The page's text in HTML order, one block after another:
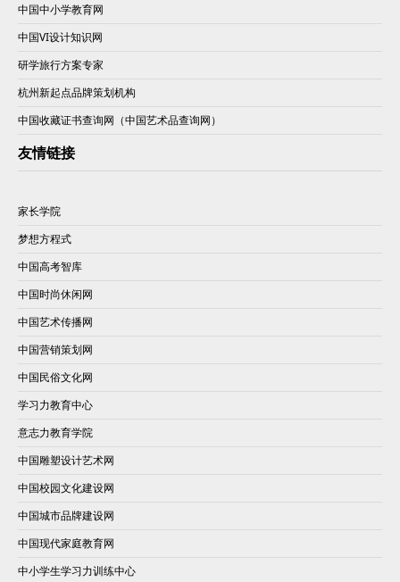
中国中小学教育网
中国VI设计知识网
研学旅行方案专家
杭州新起点品牌策划机构
中国收藏证书查询网（中国艺术品查询网）
友情链接
家长学院
梦想方程式
中国高考智库
中国时尚休闲网
中国艺术传播网
中国营销策划网
中国民俗文化网
学习力教育中心
意志力教育学院
中国雕塑设计艺术网
中国校园文化建设网
中国城市品牌建设网
中国现代家庭教育网
中小学生学习力训练中心